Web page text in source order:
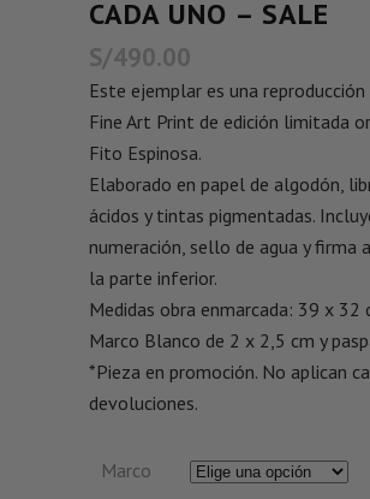
CADA UNO – SALE
S/490.00
Este ejemplar es una reproducción
Fine Art Print de edición limitada
Fito Espinosa.
Elaborado en papel de algodón,
ácidos y tintas pigmentadas.
numeración, sello de agua y firma
la parte inferior.
Medidas obra enmarcada: 39 x 32
Marco Blanco de 2 x 2,5 cm y
*Pieza en promoción. No aplican
devoluciones.
Marco